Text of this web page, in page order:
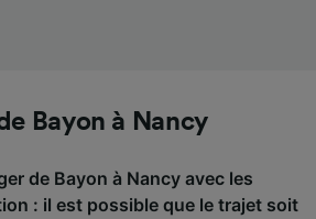
Bayon à Nancy
de Bayon à Nancy avec les
: il est possible que le trajet soit